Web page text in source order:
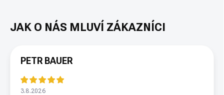
PETR BAUER
3.8.2026